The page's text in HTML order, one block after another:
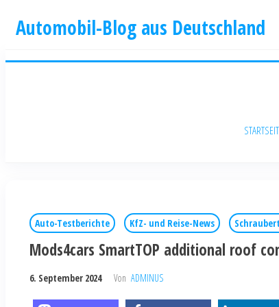
Automobil-Blog aus Deutschland
Auto-Testberichte KfZ- und Reise-News
Mods4cars SmartTOP additional roof
6. September 2024 Von ADMINUS